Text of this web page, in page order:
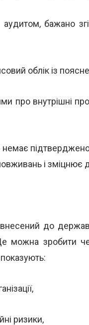
бажано
облік із
про внутрішні
і зміцнює
до
Це можна зробити
показують:
ризики,